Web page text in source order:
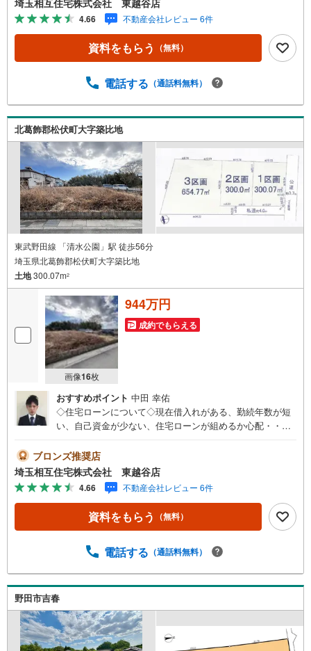
金化をしたい、他社に販売活動を依頼しているが売れな
い・・・そう思われている方。一定期間で成約に至らなか
った場合、予め設定させていただいた金額で当社が買取致
します。越谷の戸建、土地、マンション買取は弊社まで！
いただき、ご契約になりますと素敵な特典を差し上げま
イクロン掃除機等をプレゼント♪（特典は当社一定基準を
設けております。詳しくはお問合せ下さい）◇お子様がい
るお客様でも安心◇キッズスペース完備。チャイルドシー
トも完備しているので、必要の際はお声掛け下さい。
4.66 不動産会社レビュー 6件
資料をもらう （無料）
電話する （通話料無料）
北葛飾郡松伏町大字築比地
東武野田線 「清水公園」駅 徒歩56分
埼玉県北葛飾郡松伏町大字築比地
土地300.07m2
画像16枚
944万円
成約でもらえる
おすすめポイント 中田 幸佑
◇住宅ローンについて◇現在借入れがある、勤続年数が短
い、自己資金が少ない、住宅ローンが組めるか心配・・・
ーおります！お気軽にご相談下さい。◇買取保証付き売却
システム◇お住み替えでご自宅が売れない、不動産早期現
金化をしたい、他社に販売活動を依頼しているが売れな
い・・・そう思われている方。一定期間で成約に至らなか
った場合、予め設定させていただいた金額で当社が買取致
します。越谷の戸建、土地、マンション買取は弊社まで！
いただき、ご契約になりますと素敵な特典を差し上げま
イクロン掃除機等をプレゼント♪（特典は当社一定基準を
設けております。詳しくはお問合せ下さい）◇お子様がい
るお客様でも安心◇キッズスペース完備。チャイルドシー
トも完備しているので、必要の際はお声掛け下さい。
ブロンズ推奨店
埼玉相互住宅株式会社 東越谷店
4.66 不動産会社レビュー 6件
資料をもらう （無料）
電話する （通話料無料）
野田市吉春